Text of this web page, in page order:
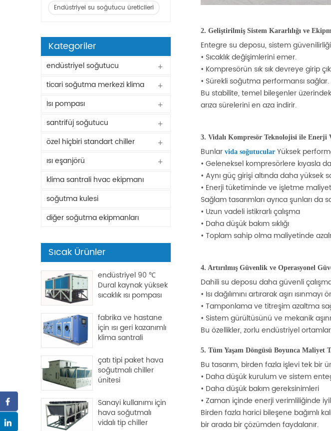
2. Geliştirilmiş Sistem Kararlılığı ve
Entegre su deposu, sistem
• Sıcaklık değişimlerini emer.
• Kompresörün sık sık devreye girip
• Sürekli soğutma performansı sağlar.
Bu stabilite, temel bileşenler
arıza sürelerini en aza indirir.
3. Vidalı Kompresör Teknolojisi ile Enerji
Bunlar vida soğutucular Yüksek
• Geleneksel kompresörlere kıyasla
• Aynı güç girişi altında daha yüksek
• Enerji tüketiminde ve işletme
Sağlam tasarımları ayrıca şunları da
• Uzun vadeli istikrarlı çalışma
• Daha düşük bakım sıklığı
• Toplam sahip olma maliyetinde
4. Artırılmış Güvenlik ve Operasyonel
Dahili su deposu daha güvenli
• Isı dağılımını artırarak aşırı ısınmayı
• Tamponlama ve titreşim azaltma
• Sistem gürültüsünü ve mekanik
Bu özellikler, zorlu endüstriyel
5. Tüm Yaşam Döngüsü Boyunca Maliyet
Bu tasarım, birden fazla işlevi tek bir
• Daha düşük kurulum ve sistem
• Daha düşük bakım gereksinimleri
• Zaman içinde enerji verimliliğinde
Birden fazla harici bileşene bağımlı
bir arada bir çözümden faydalanır.
Endüstriyel su soğutucu üreticileri
Kategoriler
endüstriyel soğutucu
ticari soğutma merkezi klima
Isı pompası
santrifüj soğutucu
özel hiçbiri standart chiller
ısı eşanjörü
klima santrali hvac ekipmanı
soğutma kulesi
diğer soğutma ekipmanları
Sıcak Ürünler
endüstriyel 90 ℃
Dural kaynak yüksek
sıcaklık ısı pompası
fabrika ve hastane
için ısı geri kazanımlı
klima santrali
çatı tipi paket hava
soğutmalı chiller
ünitesi
Sanayi kullanımı için
hava soğutmalı
vidalı tip chiller